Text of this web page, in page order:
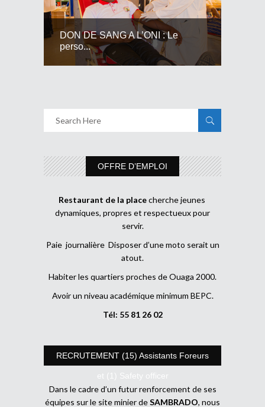
DON DE SANG A L’ONI : Le
perso...
OFFRE D’EMPLOI
Restaurant de la placecherche jeunes
dynamiques, propres et respectueux pour
servir.
Paie journalière Disposer d’une moto serait un
atout.
Habiter les quartiers proches de Ouaga 2000.
Avoir un niveau académique minimum BEPC.
Tél: 55 81 26 02
RECRUTEMENT (15) Assistants Foreurs
et (1) Safety officer
Dans le cadre d’un futur renforcement de ses
équipes sur le site minier deSAMBRADO, nous